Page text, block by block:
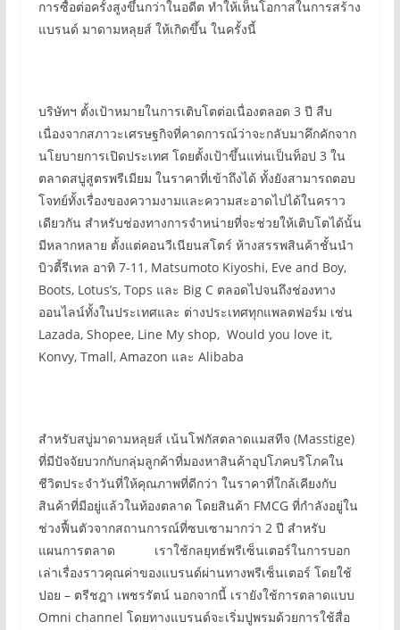
การซื้อต่อครั้งสูงขึ้นกว่าในอดีต ทำให้เห็นโอกาสในการสร้าง
แบรนด์ มาดามหลุยส์ ให้เกิดขึ้น ในครั้งนี้
บริษัทฯ ตั้งเป้าหมายในการเติบโตต่อเนื่องตลอด 3 ปี สืบ
เนื่องจากสภาวะเศรษฐกิจที่คาดการณ์ว่าจะกลับมาคึกคักจาก
นโยบายการเปิดประเทศ โดยตั้งเป้าขึ้นแท่นเป็นท็อป 3 ใน
ตลาดสบู่สูตรพรีเมียม ในราคาที่เข้าถึงได้ ทั้งยังสามารถตอบ
โจทย์ทั้งเรื่องของความงามและความสะอาดไปได้ในคราว
เดียวกัน สำหรับช่องทางการจำหน่ายที่จะช่วยให้เติบโตได้นั้น
มีหลากหลาย ตั้งแต่คอนวีเนียนสโตร์ ห้างสรรพสินค้าชั้นนำ
บิวตี้รีเทล อาทิ 7-11, Matsumoto Kiyoshi, Eve and Boy,
Boots, Lotus’s, Tops และ Big C ตลอดไปจนถึงช่องทาง
ออนไลน์ทั้งในประเทศและ ต่างประเทศทุกแพลตฟอร์ม เช่น
Lazada, Shopee, Line My shop, Would you love it,
Konvy, Tmall, Amazon และ Alibaba
สำหรับสบู่มาดามหลุยส์ เน้นโฟกัสตลาดแมสทีจ (Masstige)
ที่มีปัจจัยบวกกับกลุ่มลูกค้าที่มองหาสินค้าอุปโภคบริโภคใน
ชีวิตประจำวันที่ให้คุณภาพที่ดีกว่า ในราคาที่ใกล้เคียงกับ
สินค้าที่มีอยู่แล้วในท้องตลาด โดยสินค้า FMCG ที่กำลังอยู่ใน
ช่วงฟื้นตัวจากสถานการณ์ที่ซบเซามากว่า 2 ปี สำหรับ
แผนการตลาด เราใช้กลยุทธ์พรีเซ็นเตอร์ในการบอก
เล่าเรื่องราวคุณค่าของแบรนด์ผ่านทางพรีเซ็นเตอร์ โดยใช้
ปอย – ตรีชฎา เพชรรัตน์ นอกจากนี้ เรายังใช้การตลาดแบบ
Omni channel โดยทางแบรนด์จะเริ่มปูพรมด้วยการใช้สื่อ